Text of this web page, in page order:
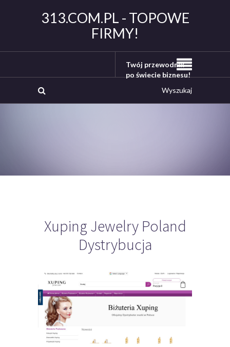
313.COM.PL - TOPOWE
FIRMY!
Twój przewodnik
po świecie biznesu!
Xuping Jewelry Poland
Dystrybucja